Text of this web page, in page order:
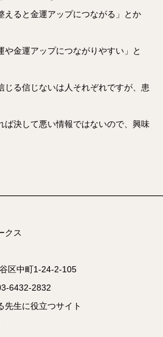
えると金運アップにつながる」とか
や金運アップにつながりやすい」と
じる信じないは人それぞれですが、患
ば決して悪い情報ではないので、興味
クス
区中町1-24-2-105
6432-2832
先生に役立つサイト